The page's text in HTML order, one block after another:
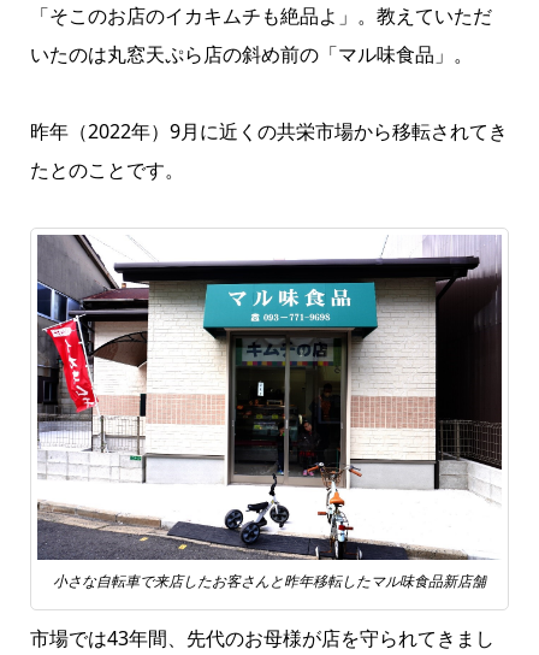
「そこのお店のイカキムチも絶品よ」。教えていただ
いたのは丸窓天ぷら店の斜め前の「マル味食品」。
昨年（2022年）9月に近くの共栄市場から移転されてき
たとのことです。
小さな自転車で来店したお客さんと昨年移転したマル味食品新店舗
市場では43年間、先代のお母様が店を守られてきまし